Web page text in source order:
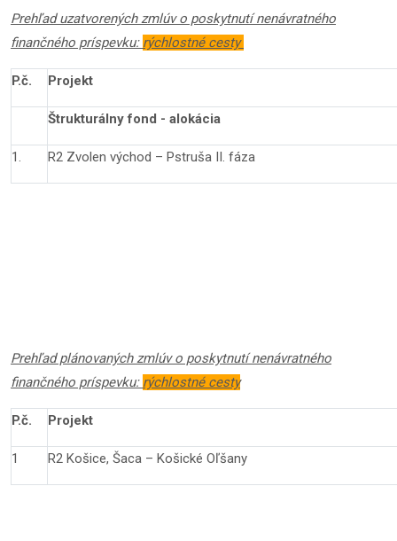
Prehľad uzatvorených zmlúv o poskytnutí nenávratného
finančného príspevku: rýchlostné cesty
P.č. Projekt
Štrukturálny fond - alokácia
1. R2 Zvolen východ – Pstruša II. fáza
Prehľad plánovaných zmlúv o poskytnutí nenávratného
finančného príspevku: rýchlostné cesty
P.č. Projekt
1 R2 Košice, Šaca – Košické Oľšany